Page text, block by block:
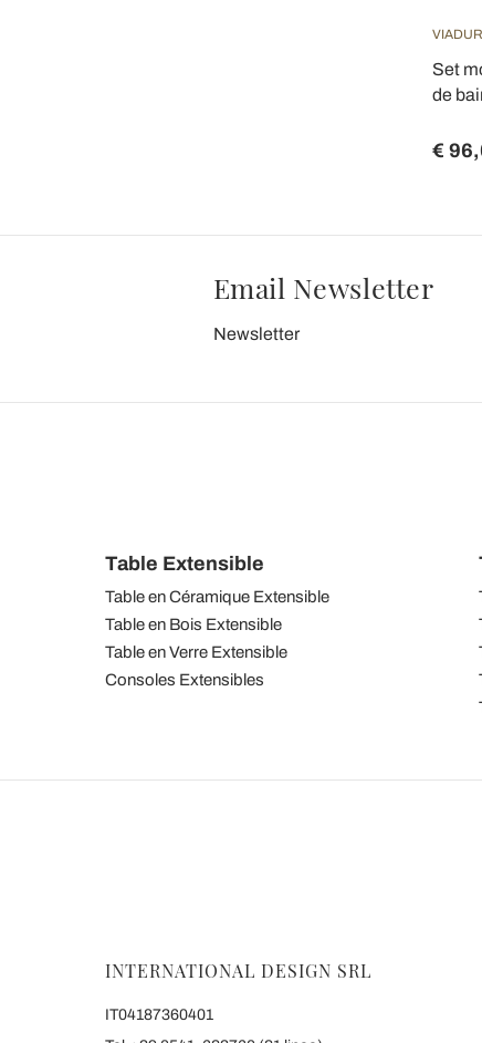
Set
de
€
Email Newsletter
Newsletter
Table Extensible
Table en Céramique Extensible
Table en Bois Extensible
Table en Verre Extensible
Consoles Extensibles
INTERNATIONAL DESIGN SRL
IT04187360401